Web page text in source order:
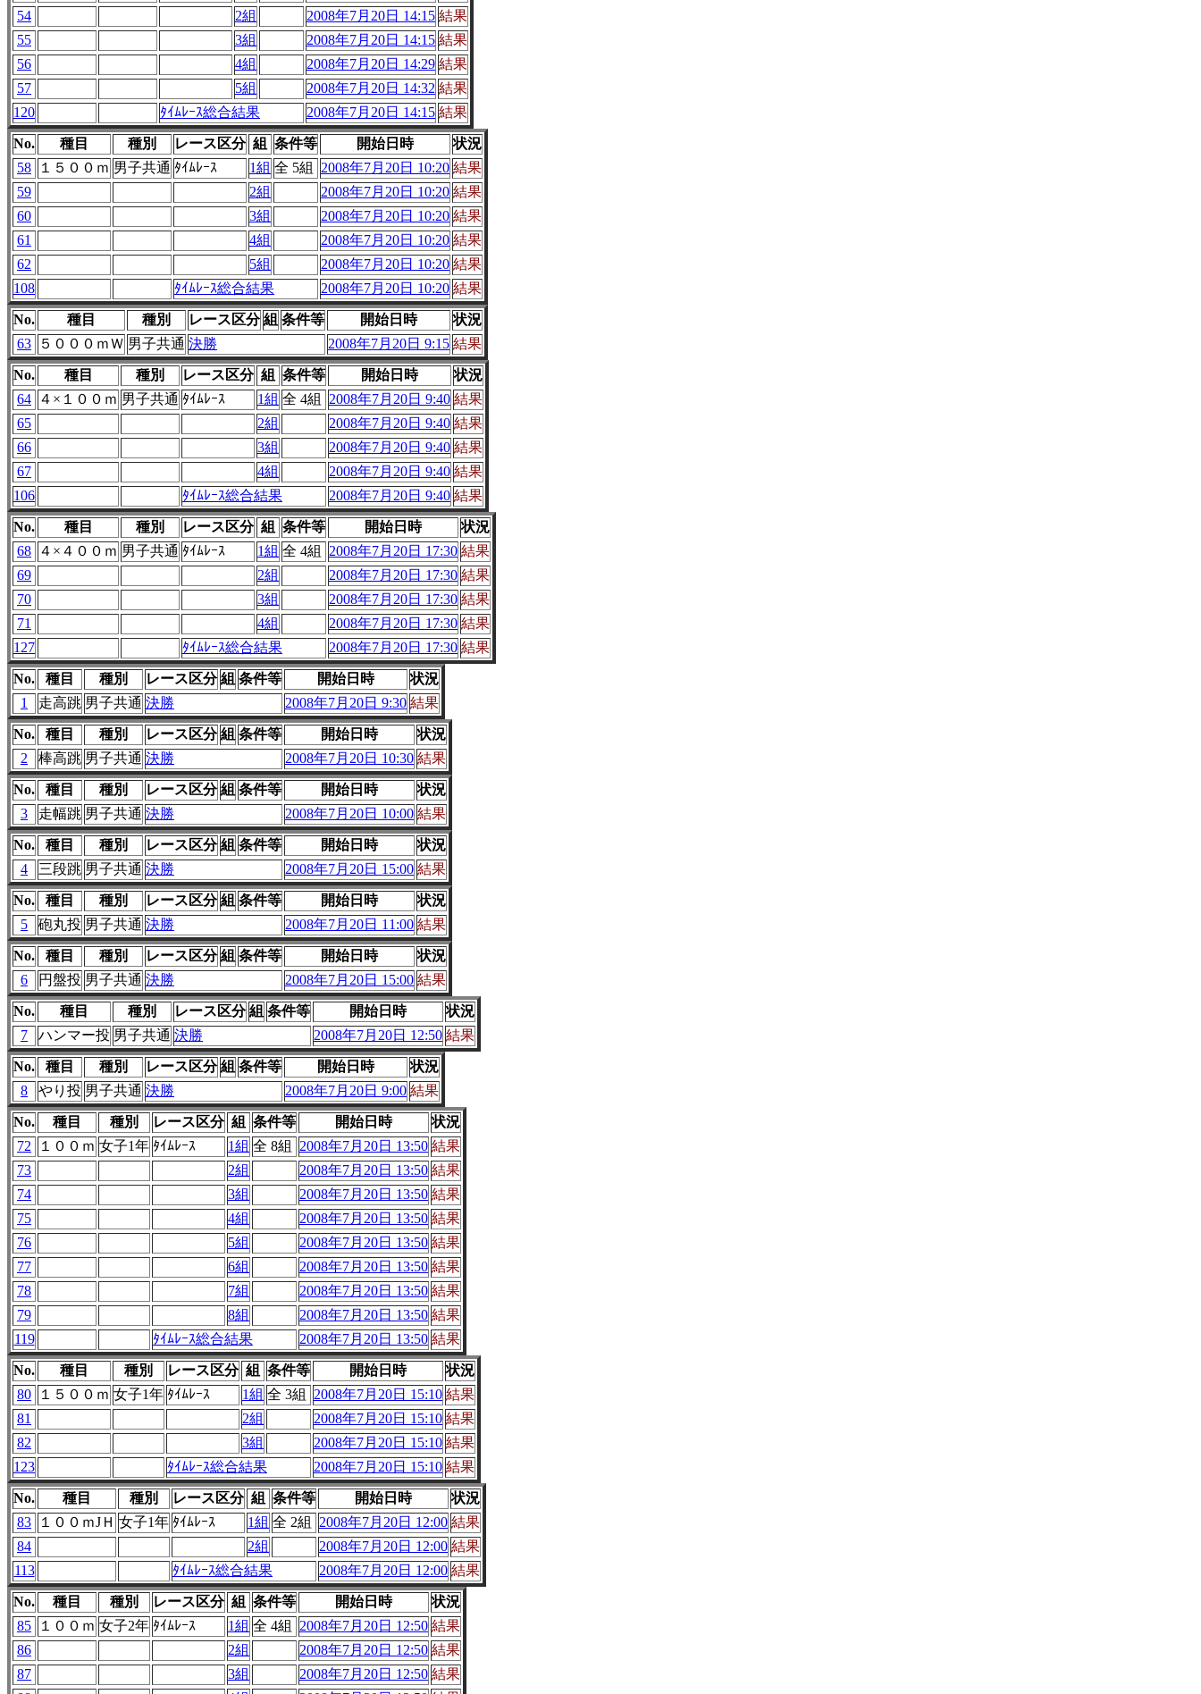
54
2組 2008年7月20日 14:15 結果
55
3組 2008年7月20日 14:15 結果
56
4組 2008年7月20日 14:29 結果
57
5組 2008年7月20日 14:32 結果
120
ﾀｲﾑﾚｰｽ総合結果 2008年7月20日 14:15 結果
No. 種目 種別 レース区分 組 条件等 開始日時
状況
58
１５００ｍ 男子共通 ﾀｲﾑﾚｰｽ 1組 全 5組 2008年7月20日 10:20 結果
59
2組 2008年7月20日 10:20 結果
60
3組 2008年7月20日 10:20 結果
61
4組 2008年7月20日 10:20 結果
62
5組 2008年7月20日 10:20 結果
108
ﾀｲﾑﾚｰｽ総合結果 2008年7月20日 10:20 結果
No. 種目 種別 レース区分 組 条件等 開始日時
状況
63
５０００ｍＷ 男子共通 決勝 2008年7月20日 9:15 結果
No. 種目 種別 レース区分 組 条件等 開始日時
状況
64
４×１００ｍ 男子共通 ﾀｲﾑﾚｰｽ 1組 全 4組 2008年7月20日 9:40 結果
65
2組 2008年7月20日 9:40 結果
66
3組 2008年7月20日 9:40 結果
67
4組 2008年7月20日 9:40 結果
106
ﾀｲﾑﾚｰｽ総合結果 2008年7月20日 9:40 結果
No. 種目 種別 レース区分 組 条件等 開始日時
状況
68
４×４００ｍ 男子共通 ﾀｲﾑﾚｰｽ 1組 全 4組 2008年7月20日 17:30 結果
69
2組 2008年7月20日 17:30 結果
70
3組 2008年7月20日 17:30 結果
71
4組 2008年7月20日 17:30 結果
127
ﾀｲﾑﾚｰｽ総合結果 2008年7月20日 17:30 結果
No. 種目 種別 レース区分 組 条件等 開始日時
状況
1
走高跳 男子共通 決勝 2008年7月20日 9:30 結果
No. 種目 種別 レース区分 組 条件等 開始日時
状況
2
棒高跳 男子共通 決勝 2008年7月20日 10:30 結果
No. 種目 種別 レース区分 組 条件等 開始日時
状況
3
走幅跳 男子共通 決勝 2008年7月20日 10:00 結果
No. 種目 種別 レース区分 組 条件等 開始日時
状況
4
三段跳 男子共通 決勝 2008年7月20日 15:00 結果
No. 種目 種別 レース区分 組 条件等 開始日時
状況
5
砲丸投 男子共通 決勝 2008年7月20日 11:00 結果
No. 種目 種別 レース区分 組 条件等 開始日時
状況
6
円盤投 男子共通 決勝 2008年7月20日 15:00 結果
No. 種目 種別 レース区分 組 条件等 開始日時
状況
7
ハンマー投 男子共通 決勝 2008年7月20日 12:50 結果
No. 種目 種別 レース区分 組 条件等 開始日時
状況
8
やり投 男子共通 決勝 2008年7月20日 9:00 結果
No. 種目 種別 レース区分 組 条件等 開始日時
状況
72
１００ｍ 女子1年 ﾀｲﾑﾚｰｽ 1組 全 8組 2008年7月20日 13:50 結果
73
2組 2008年7月20日 13:50 結果
74
3組 2008年7月20日 13:50 結果
75
4組 2008年7月20日 13:50 結果
76
5組 2008年7月20日 13:50 結果
77
6組 2008年7月20日 13:50 結果
78
7組 2008年7月20日 13:50 結果
79
8組 2008年7月20日 13:50 結果
119
ﾀｲﾑﾚｰｽ総合結果 2008年7月20日 13:50 結果
No. 種目 種別 レース区分 組 条件等 開始日時
状況
80
１５００ｍ 女子1年 ﾀｲﾑﾚｰｽ 1組 全 3組 2008年7月20日 15:10 結果
81
2組 2008年7月20日 15:10 結果
82
3組 2008年7月20日 15:10 結果
123
ﾀｲﾑﾚｰｽ総合結果 2008年7月20日 15:10 結果
No. 種目 種別 レース区分 組 条件等 開始日時
状況
83
１００ｍJＨ 女子1年 ﾀｲﾑﾚｰｽ 1組 全 2組 2008年7月20日 12:00 結果
84
2組 2008年7月20日 12:00 結果
113
ﾀｲﾑﾚｰｽ総合結果 2008年7月20日 12:00 結果
No. 種目 種別 レース区分 組 条件等 開始日時
状況
85
１００ｍ 女子2年 ﾀｲﾑﾚｰｽ 1組 全 4組 2008年7月20日 12:50 結果
86
2組 2008年7月20日 12:50 結果
87
3組 2008年7月20日 12:50 結果